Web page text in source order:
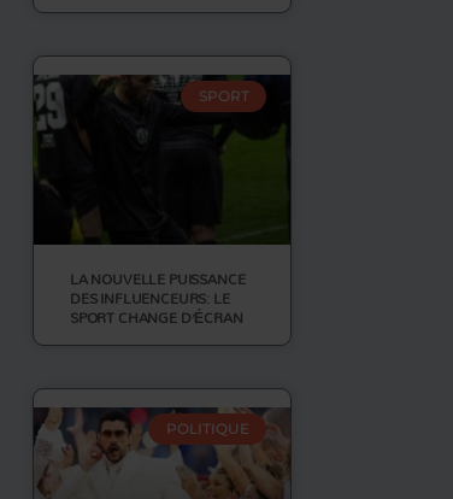
SPORT
LA NOUVELLE PUISSANCE
DES INFLUENCEURS: LE
SPORT CHANGE D’ÉCRAN
POLITIQUE